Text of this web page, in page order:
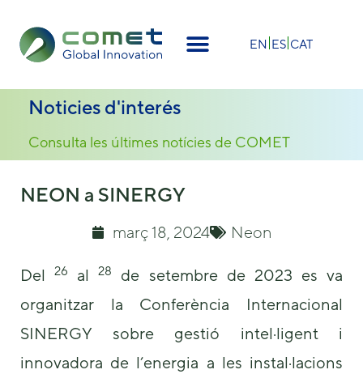
EN ES CAT
Noticies d'interés
Consulta les últimes notícies de COMET
NEON a SINERGY
març 18, 2024 Neon
Del26 al28
de setembre de 2023 es va
organitzar la Conferència Internacional
SINERGY sobre gestió intel·ligent i
innovadora de l’energia a les instal·lacions